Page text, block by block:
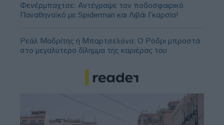
Φενέρμπαχτσε: Αντέγραψε τον ποδοσφαιρικό
Παναθηναϊκό με Spiderman και Λιβάι Γκαρσία!
Ρεάλ Μαδρίτης ή Μπαρτσελόνα; Ο Ρόδρι μπροστά
στο μεγαλύτερο δίλημμα της καριέρας του